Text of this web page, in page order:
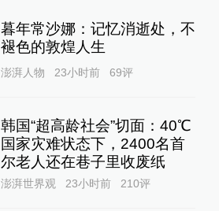
暮年常沙娜：记忆消逝处，不
褪色的敦煌人生
澎湃人物 23小时前 69评
韩国“超高龄社会”切面：40℃
国家灾难状态下，2400名首
尔老人还在巷子里收废纸
澎湃世界观 23小时前 210评